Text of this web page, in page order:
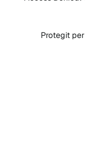
Protegit per